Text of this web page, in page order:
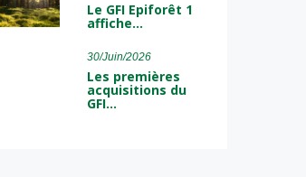
Le GFI Epiforêt 1
affiche…
30/Juin/2026
Les premières
acquisitions du
GFI…